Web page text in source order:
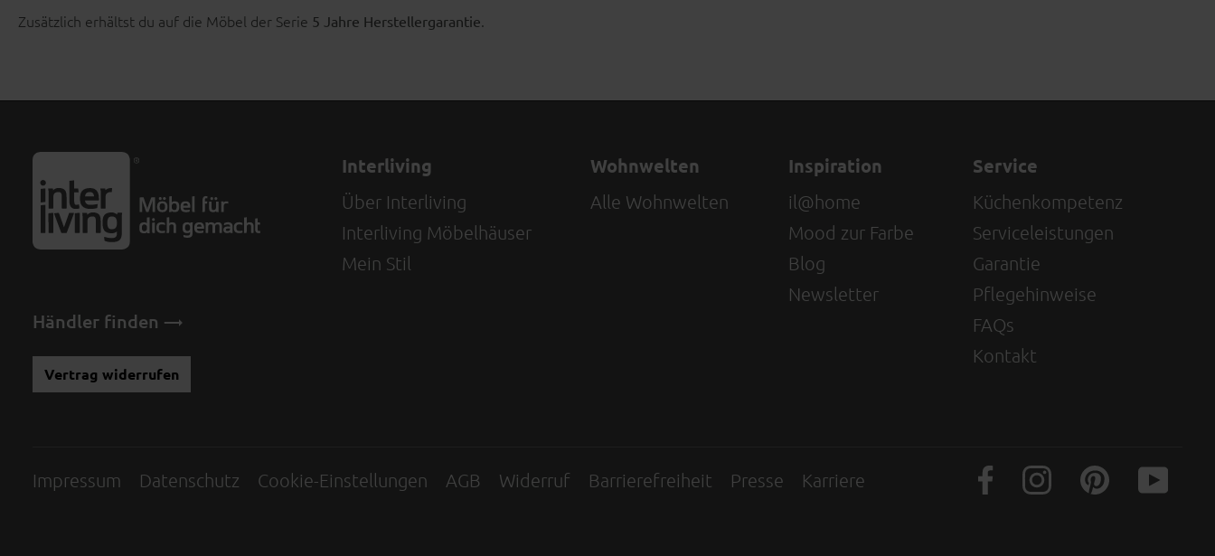
Zusätzlich erhältst du auf die Möbel der Serie 5 Jahre Herstellergarantie.
Händler finden
Vertrag widerrufen
Interliving
Über Interliving
Interliving Möbelhäuser
Mein Stil
Wohnwelten
Alle Wohnwelten
Inspiration
il@home
Mood zur Farbe
Blog
Newsletter
Service
Küchenkompetenz
Serviceleistungen
Garantie
Pflegehinweise
FAQs
Kontakt
Impressum Datenschutz Cookie-Einstellungen AGB Widerruf Barrierefreiheit Presse Karriere